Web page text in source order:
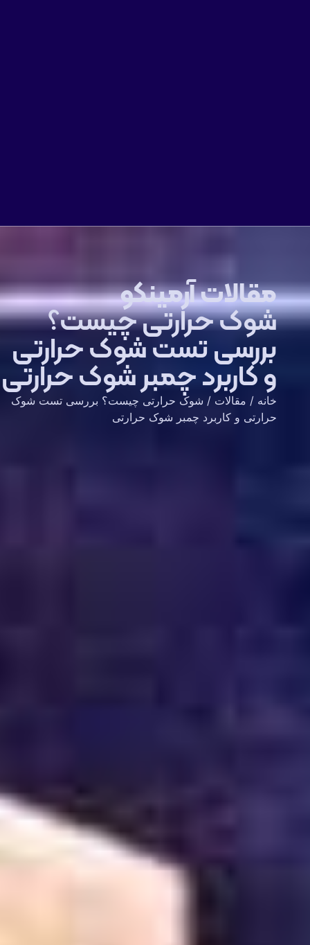
مقالات آرمینکو
شوک حرارتی چیست؟
بررسی تست شوک حرارتی
و کاربرد چمبر شوک حرارتی
خانه / مقالات / شوک حرارتی چیست؟ بررسی تست شوک
حرارتی و کاربرد چمبر شوک حرارتی